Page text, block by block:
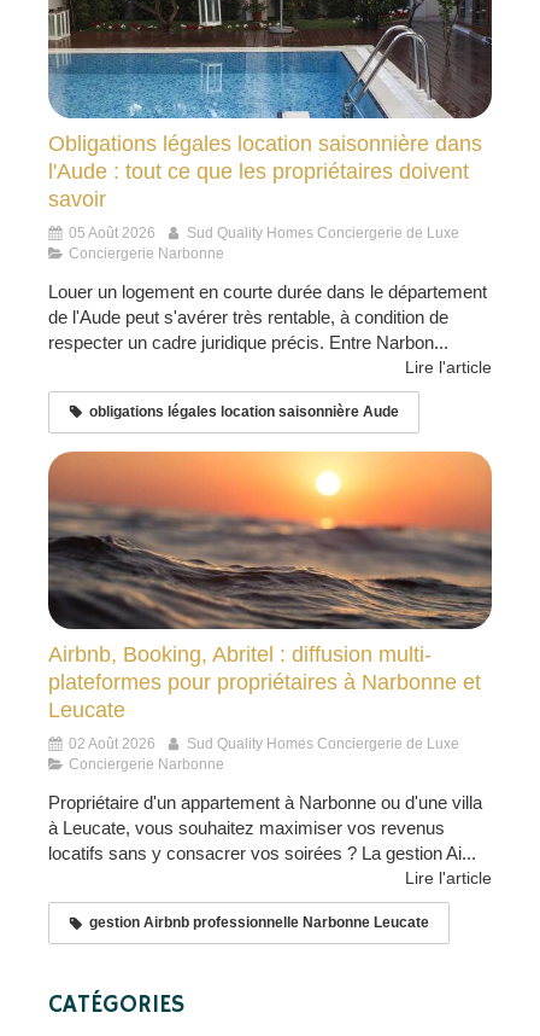
Obligations légales location saisonnière dans
l'Aude : tout ce que les propriétaires doivent
savoir
05 Août 2026
Sud Quality Homes Conciergerie de Luxe
Conciergerie Narbonne
Louer un logement en courte durée dans le département
de l'Aude peut s'avérer très rentable, à condition de
respecter un cadre juridique précis. Entre Narbon...
Lire l'article
obligations légales location saisonnière Aude
Airbnb, Booking, Abritel : diffusion multi-
plateformes pour propriétaires à Narbonne et
Leucate
02 Août 2026
Sud Quality Homes Conciergerie de Luxe
Conciergerie Narbonne
Propriétaire d'un appartement à Narbonne ou d'une villa
à Leucate, vous souhaitez maximiser vos revenus
locatifs sans y consacrer vos soirées ? La gestion Ai...
Lire l'article
gestion Airbnb professionnelle Narbonne Leucate
CATÉGORIES